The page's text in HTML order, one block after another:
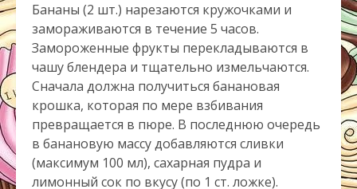
Бананы (2 шт.) нарезаются кружочками и
замораживаются в течение 5 часов.
Замороженные фрукты перекладываются в
чашу блендера и тщательно измельчаются.
Сначала должна получиться банановая
крошка, которая по мере взбивания
превращается в пюре. В последнюю очередь
в банановую массу добавляются сливки
(максимум 100 мл), сахарная пудра и
лимонный сок по вкусу (по 1 ст. ложке).